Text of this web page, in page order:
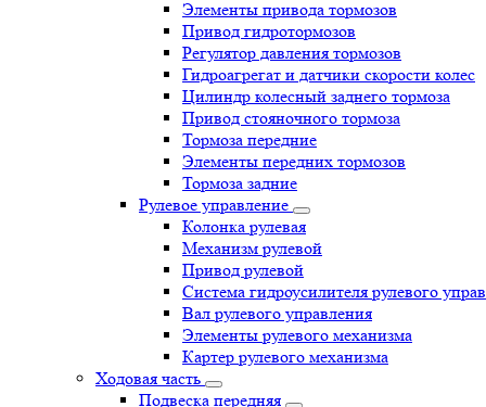
Элементы привода тормозов
Привод гидротормозов
Регулятор давления тормозов
Гидроагрегат и датчики скорости колес
Цилиндр колесный заднего тормоза
Привод стояночного тормоза
Тормоза передние
Элементы передних тормозов
Тормоза задние
Рулевое управление
Колонка рулевая
Механизм рулевой
Привод рулевой
Система гидроусилителя рулевого
Вал рулевого управления
Элементы рулевого механизма
Картер рулевого механизма
Ходовая часть
Подвеска передняя